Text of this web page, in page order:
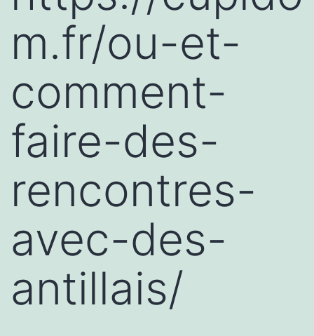
m.fr/ou-et-
comment-
faire-des-
rencontres-
avec-des-
antillais/